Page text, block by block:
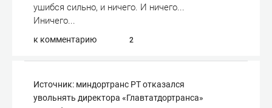
ушибся сильно, и ничего. И ничего...
Иничего...
к комментарию 2
Источник: миндортранс РТ отказался
увольнять директора «Главтатдортранса»